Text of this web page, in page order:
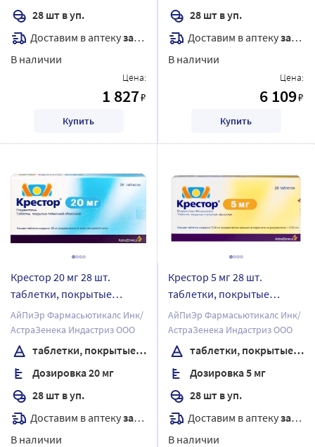
28 шт в уп.
Доставим в аптекузавтра
В наличии
Цена:
1 827₽
Купить
28 шт в уп.
Доставим в аптекузавтра
В наличии
Цена:
6 109₽
Купить
Крестор 20 мг 28 шт.
таблетки, покрытые
пленочной оболочкой
АйПиЭр Фармасьютикалс Инк/
АстраЗенека Индастриз ООО
таблетки, покрытые пленочной оболочкой
Дозировка 20 мг
28 шт в уп.
Доставим в аптекузавтра
В наличии
Крестор 5 мг 28 шт.
таблетки, покрытые
пленочной оболочкой
АйПиЭр Фармасьютикалс Инк/
АстраЗенека Индастриз ООО
таблетки, покрытые пленочной оболочкой
Дозировка 5 мг
28 шт в уп.
Доставим в аптекузавтра
В наличии